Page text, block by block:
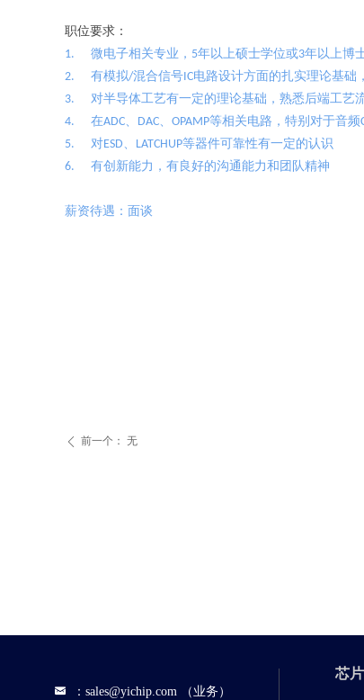
职位要求：
1. 微电子相关专业，5年以上硕士学位或3年以上博
2. 有模拟/混合信号IC电路设计方面的扎实理论基础
3. 对半导体工艺有一定的理论基础，熟悉后端工艺
4. 在ADC、DAC、OPAMP等相关电路，特别对于音频
5. 对ESD、LATCHUP等器件可靠性有一定的认识
6. 有创新能力，有良好的沟通能力和团队精神
薪资待遇：面谈
ꄴ 前一个： 无
낂 ：sales@yichip.com （业务）
芯